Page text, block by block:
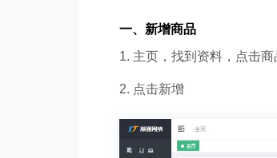
一、新增商品
1. 主页，找到资料，点击商
2. 点击新增